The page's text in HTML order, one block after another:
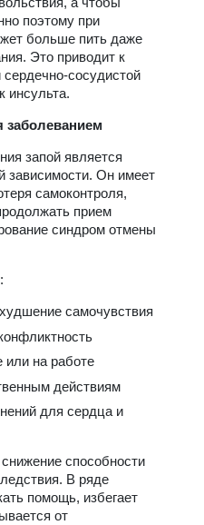
поэтому при
больше пить даже
Это приводит к
сосудистой
инсульта.
заболеванием
запой является
зависимости. Он имеет
самоконтроля,
прием
синдром отмены
самочувствия
или на работе
действиям
для сердца и
способности
В ряде
помощь, избегает
от